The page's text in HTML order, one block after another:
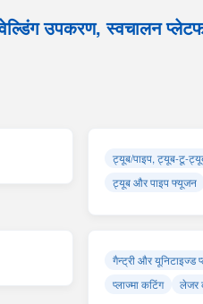
उपकरण, स्वचालन
ट्यूब/पाइप, ट्यूब-टू-
ट्यूब और पाइप फ्यूजन
गैन्ट्री और यूनिटाइज्ड
प्लाज्मा कटिंग
लेजर